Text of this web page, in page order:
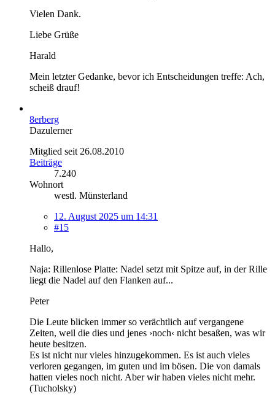
Vielen Dank.
Liebe Grüße
Harald
Mein letzter Gedanke, bevor ich Entscheidungen treffe: Ach,
scheiß drauf!
8erberg
Dazulerner
Mitglied seit 26.08.2010
Beiträge
7.240
Wohnort
westl. Münsterland
12. August 2025 um 14:31
#15
Hallo,
Naja: Rillenlose Platte: Nadel setzt mit Spitze auf, in der Rille
liegt die Nadel auf den Flanken auf...
Peter
Die Leute blicken immer so verächtlich auf vergangene
Zeiten, weil die dies und jenes ›noch‹ nicht besaßen, was wir
heute besitzen.
Es ist nicht nur vieles hinzugekommen. Es ist auch vieles
verloren gegangen, im guten und im bösen. Die von damals
hatten vieles noch nicht. Aber wir haben vieles nicht mehr.
(Tucholsky)